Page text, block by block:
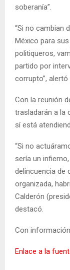
soberanía”.
“Si no cambian
México para
politiqueros,
partido por
corrupto”,
Con la reunión
trasladarán a la
sí está
“Si no
sería un
delincuencia de
organizada,
Calderón
destacó.
Con
Enlace a la